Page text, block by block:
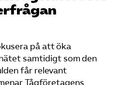
på att öka
samtidigt som den
får relevant
Tågföretagens